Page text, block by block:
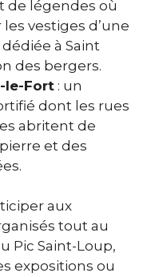
de légendes où
vestiges d’une
à Saint
des bergers.
le-Fort : un
dont les rues
abritent de
et des
aux
tout au
Pic Saint-Loup,
expositions ou